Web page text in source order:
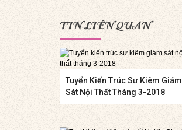
TIN LIÊN QUAN
Tuyển Kiến Trúc Sư Kiêm Giám
Sát Nội Thất Tháng 3-2018